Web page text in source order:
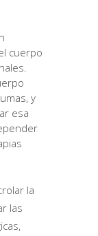
cuerpo
y
esa
la
las